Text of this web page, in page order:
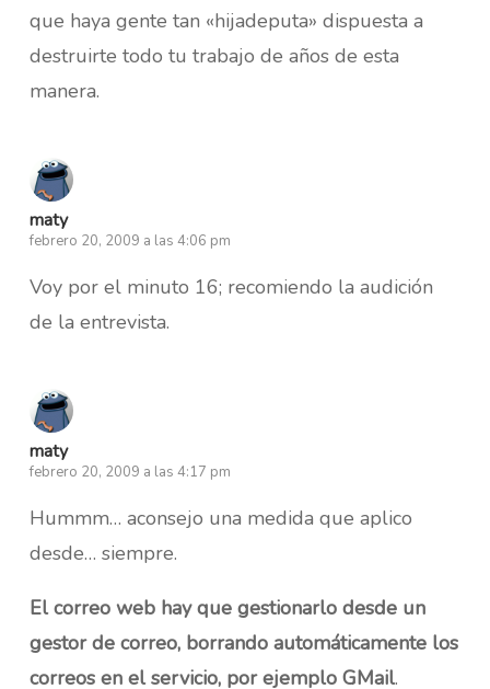
que haya gente tan «hijadeputa» dispuesta a
destruirte todo tu trabajo de años de esta
manera.
maty
febrero 20, 2009 a las 4:06 pm
Voy por el minuto 16; recomiendo la audición
de la entrevista.
maty
febrero 20, 2009 a las 4:17 pm
Hummm… aconsejo una medida que aplico
desde… siempre.
El correo web hay que gestionarlo desde un
gestor de correo, borrando automáticamente los
correos en el servicio, por ejemplo GMail.